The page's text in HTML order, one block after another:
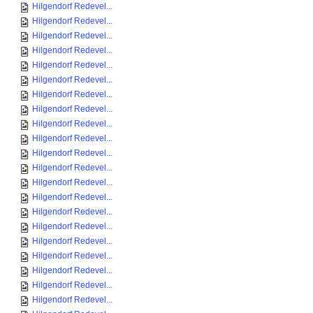
Hilgendorf Redevel...
Hilgendorf Redevel...
Hilgendorf Redevel...
Hilgendorf Redevel...
Hilgendorf Redevel...
Hilgendorf Redevel...
Hilgendorf Redevel...
Hilgendorf Redevel...
Hilgendorf Redevel...
Hilgendorf Redevel...
Hilgendorf Redevel...
Hilgendorf Redevel...
Hilgendorf Redevel...
Hilgendorf Redevel...
Hilgendorf Redevel...
Hilgendorf Redevel...
Hilgendorf Redevel...
Hilgendorf Redevel...
Hilgendorf Redevel...
Hilgendorf Redevel...
Hilgendorf Redevel...